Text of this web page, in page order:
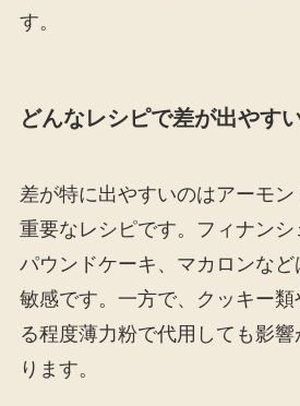
す。
どんなレシピで差が出やす
差が特に出やすいのはアーモ
重要なレシピです。フィナンシ
パウンドケーキ、マカロンな
敏感です。一方で、クッキー
る程度薄力粉で代用しても影
ります。